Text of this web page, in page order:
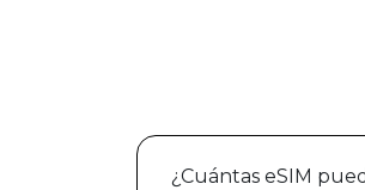
¿Cuántas eSIM